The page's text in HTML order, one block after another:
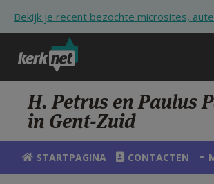
Bekijk je recent bezochte microsites,
STARTPAGINA
KERK
VIERINGEN
H. Petrus en Paulus
in Gent-Zuid
STARTPAGINA CONTACTEN